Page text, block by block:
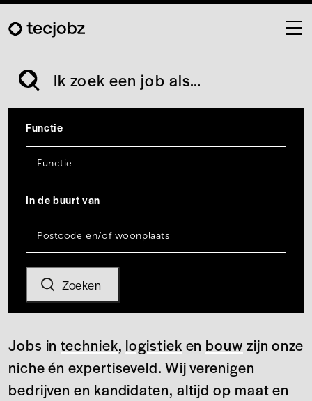
Skip
main
Ik zoek een job als…
Functie
In de buurt van
Zoeken
Jobs intechniek, logistiek en bouw zijn onze
niche én expertiseveld. Wij verenigen
bedrijven en kandidaten, altijd op maat en